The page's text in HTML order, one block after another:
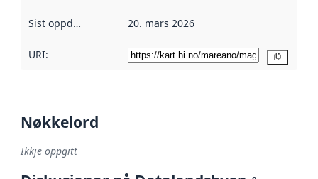
Sist oppdatert 20. mars 2026
URI:
Nøkkelord
Ikkje oppgitt